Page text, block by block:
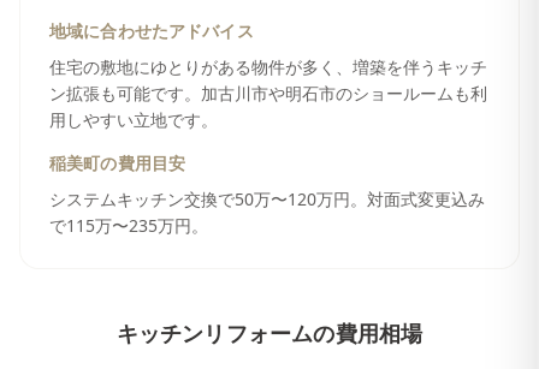
地域に合わせたアドバイス
住宅の敷地にゆとりがある物件が多く、増築を伴うキッチ
ン拡張も可能です。加古川市や明石市のショールームも利
用しやすい立地です。
稲美町の費用目安
システムキッチン交換で50万〜120万円。対面式変更込み
で115万〜235万円。
キッチンリフォームの費用相場